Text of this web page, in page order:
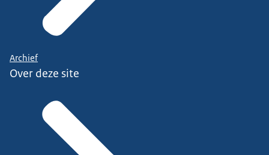
Archief
Over deze site